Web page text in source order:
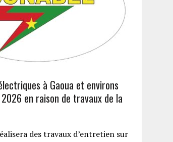
à Gaoua et environs
en raison de travaux de la
des travaux d’entretien sur